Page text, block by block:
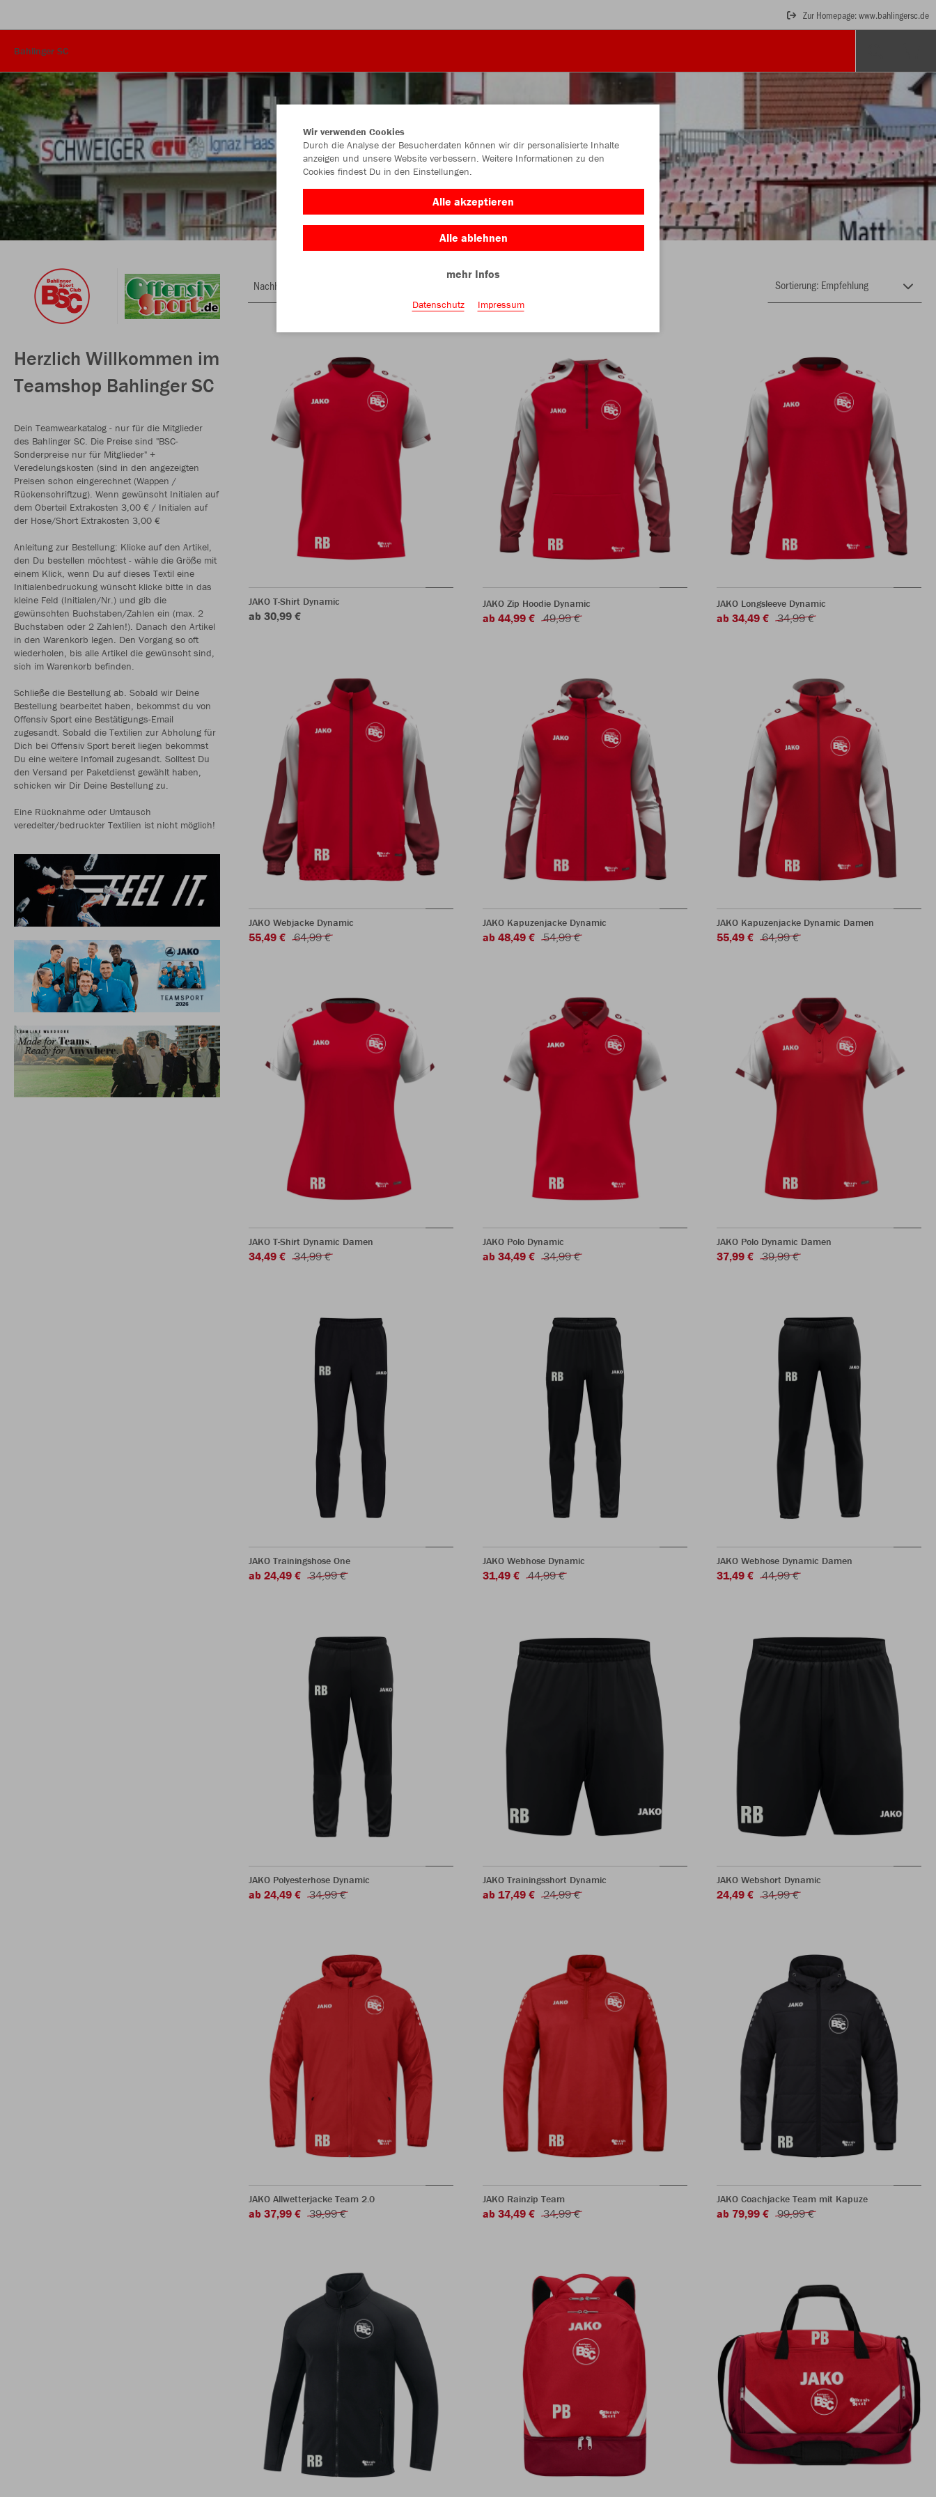
Zur Homepage: www.bahlingersc.de
Bahlinger SC
Herzlich Willkommen im
Teamshop Bahlinger SC
Dein Teamwearkatalog - nur für die Mitglieder
des Bahlinger SC. Die Preise sind "BSC-
Sonderpreise nur für Mitglieder" +
Veredelungskosten (sind in den angezeigten
Preisen schon eingerechnet (Wappen /
Rückenschriftzug). Wenn gewünscht Initialen auf
dem Oberteil Extrakosten 3,00 € / Initialen auf
der Hose/Short Extrakosten 3,00 €
Anleitung zur Bestellung: Klicke auf den Artikel,
den Du bestellen möchtest - wähle die Größe mit
einem Klick, wenn Du auf dieses Textil eine
Initialenbedruckung wünscht klicke bitte in das
kleine Feld (Initialen/Nr.) und gib die
gewünschten Buchstaben/Zahlen ein (max. 2
Buchstaben oder 2 Zahlen!). Danach den Artikel
in den Warenkorb legen. Den Vorgang so oft
wiederholen, bis alle Artikel die gewünscht sind,
sich im Warenkorb befinden.
Schließe die Bestellung ab. Sobald wir Deine
Bestellung bearbeitet haben, bekommst du von
Offensiv Sport eine Bestätigungs-Email
zugesandt. Sobald die Textilien zur Abholung für
Dich bei Offensiv Sport bereit liegen bekommst
Du eine weitere Infomail zugesandt. Solltest Du
den Versand per Paketdienst gewählt haben,
schicken wir Dir Deine Bestellung zu.
Eine Rücknahme oder Umtausch
veredelter/bedruckter Textilien ist nicht möglich!
Nachhaltig
JAKO T-Shirt Dynamic
ab 30,99 €
JAKO Zip Hoodie Dynamic
ab 44,99 € 49,99 €
JAKO Longsleeve Dynamic
ab 34,49 € 34,99 €
JAKO Webjacke Dynamic
55,49 € 64,99 €
JAKO Kapuzenjacke Dynamic
ab 48,49 € 54,99 €
JAKO Kapuzenjacke Dynamic Damen
55,49 € 64,99 €
JAKO T-Shirt Dynamic Damen
34,49 € 34,99 €
JAKO Polo Dynamic
ab 34,49 € 34,99 €
JAKO Polo Dynamic Damen
37,99 € 39,99 €
JAKO Trainingshose One
ab 24,49 € 34,99 €
JAKO Webhose Dynamic
31,49 € 44,99 €
JAKO Webhose Dynamic Damen
31,49 € 44,99 €
JAKO Polyesterhose Dynamic
ab 24,49 € 34,99 €
JAKO Trainingsshort Dynamic
ab 17,49 € 24,99 €
JAKO Webshort Dynamic
24,49 € 34,99 €
JAKO Allwetterjacke Team 2.0
ab 37,99 € 39,99 €
JAKO Rainzip Team
ab 34,49 € 34,99 €
JAKO Coachjacke Team mit Kapuze
ab 79,99 € 99,99 €
Wir verwenden Cookies
Durch die Analyse der Besucherdaten können wir dir personalisierte Inhalte
anzeigen und unsere Website verbessern. Weitere Informationen zu den
Cookies findest Du in den Einstellungen.
Alle akzeptieren
Alle ablehnen
mehr Infos
Datenschutz Impressum